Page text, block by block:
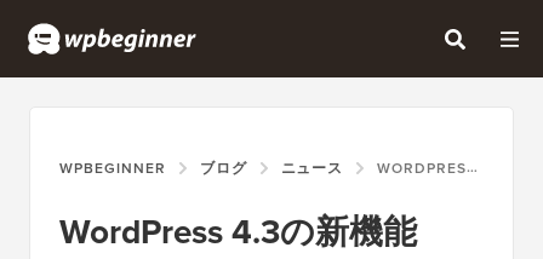
WPBEGINNER ブログ ニュース WORDPRESS 4.3の新機能
WordPress 4.3の新機能